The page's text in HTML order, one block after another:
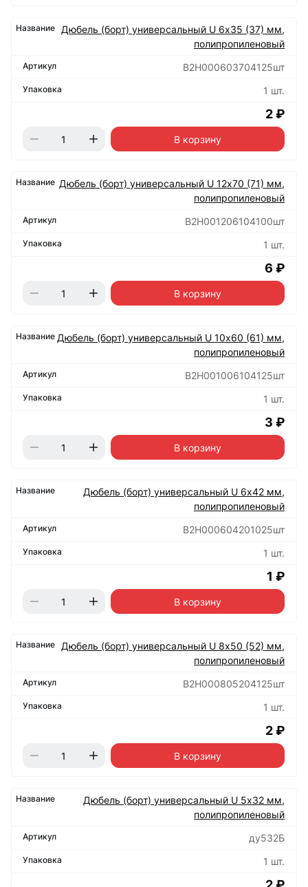
Дюбель (борт) универсальный U 6х35 (37) мм,
полипропиленовый
B2H000603704125шт
1 шт.
2 ₽
В корзину
Дюбель (борт) универсальный U 12х70 (71) мм,
полипропиленовый
B2H001206104100шт
1 шт.
6 ₽
В корзину
Дюбель (борт) универсальный U 10х60 (61) мм,
полипропиленовый
B2H001006104125шт
1 шт.
3 ₽
В корзину
Дюбель (борт) универсальный U 6х42 мм,
полипропиленовый
B2H000604201025шт
1 шт.
1 ₽
В корзину
Дюбель (борт) универсальный U 8х50 (52) мм,
полипропиленовый
B2H000805204125шт
1 шт.
2 ₽
В корзину
Дюбель (борт) универсальный U 5х32 мм,
полипропиленовый
ду532Б
1 шт.